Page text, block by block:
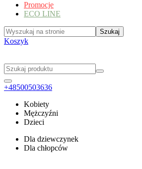
Promocje
ECO LINE
Koszyk
+48500503636
Kobiety
Mężczyźni
Dzieci
Dla dziewczynek
Dla chłopców